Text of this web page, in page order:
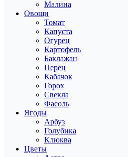
Малина
Овощи
Томат
Капуста
Огурец
Картофель
Баклажан
Перец
Кабачок
Горох
Свекла
Фасоль
Ягоды
Арбуз
Голубика
Клюква
Цветы